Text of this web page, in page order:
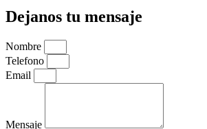
Dejanos tu mensaje
Nombre
Telefono
Email
Mensaje